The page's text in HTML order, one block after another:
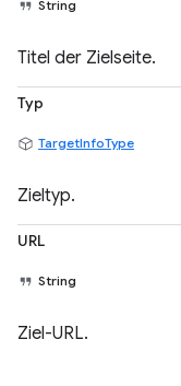
String
Titel der Zielseite.
Typ
TargetInfoType
Zieltyp.
URL
String
Ziel-URL.